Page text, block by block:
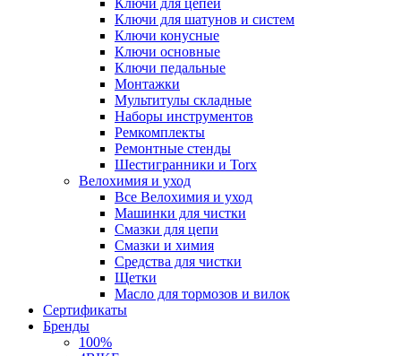
Ключи для цепей
Ключи для шатунов и систем
Ключи конусные
Ключи основные
Ключи педальные
Монтажки
Мультитулы складные
Наборы инструментов
Ремкомплекты
Ремонтные стенды
Шестигранники и Torx
Велохимия и уход
Все Велохимия и уход
Машинки для чистки
Смазки для цепи
Смазки и химия
Средства для чистки
Щетки
Масло для тормозов и вилок
Сертификаты
Бренды
100%